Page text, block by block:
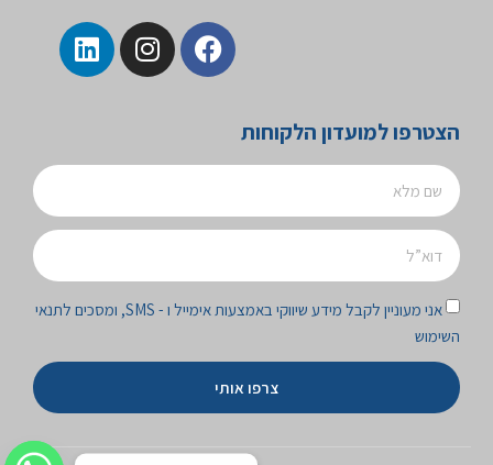
הצטרפו למועדון הלקוחות
אני מעוניין לקבל מידע שיווקי באמצעות אימייל ו - SMS, ומסכים לתנאי
השימוש
צרפו אותי